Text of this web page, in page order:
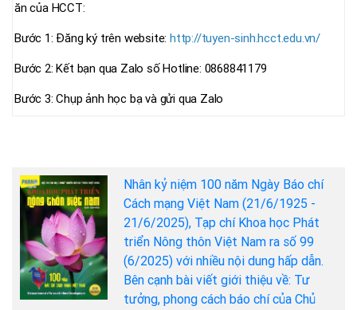
ăn của HCCT:
Bước 1: Đăng ký trên website:http://tuyen-sinh.hcct.edu.vn/
Bước 2: Kết bạn qua Zalo số Hotline: 0868841179
Bước 3: Chụp ảnh học bạ và gửi qua Zalo
Nhân kỷ niệm 100 năm Ngày Báo chí
Cách mạng Việt Nam (21/6/1925 -
21/6/2025), Tạp chí Khoa học Phát
triển Nông thôn Việt Nam ra số 99
(6/2025) với nhiều nội dung hấp dẫn.
Bên cạnh bài viết giới thiệu về: Tư
tưởng, phong cách báo chí của Chủ